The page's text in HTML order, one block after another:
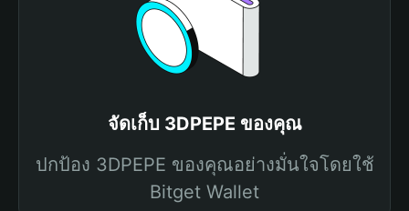
จัดเก็บ 3DPEPE ของคุณ
ปกป้อง 3DPEPE ของคุณอย่างมั่นใจโดยใช้
Bitget Wallet